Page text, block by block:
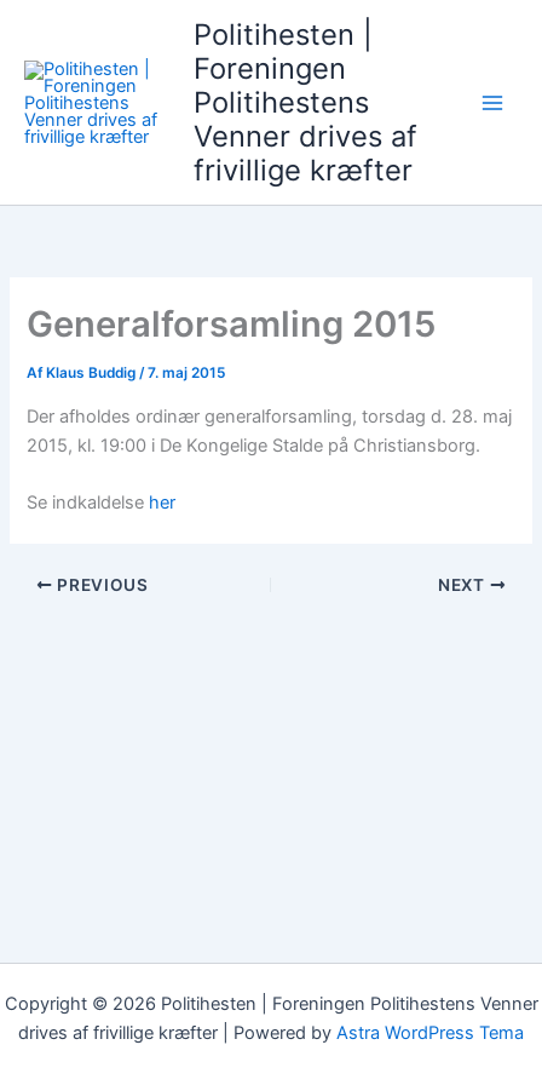
indholdet
Politihesten |
Foreningen
Politihestens
Venner drives af
frivillige kræfter
Generalforsamling 2015
Af Klaus Buddig/7. maj 2015
Der afholdes ordinær generalforsamling, torsdag d. 28. maj
2015, kl. 19:00 i De Kongelige Stalde på Christiansborg.
Se indkaldelse her
PREVIOUS NEXT
Copyright © 2026 Politihesten | Foreningen Politihestens Venner
drives af frivillige kræfter | Powered by Astra WordPress Tema